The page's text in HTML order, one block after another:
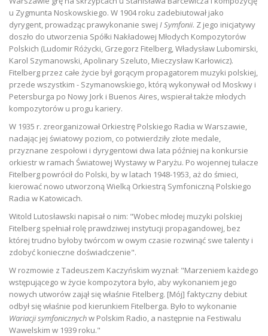
u Zygmunta Noskowskiego. W 1904 roku zadebiutował jako
dyrygent, prowadząc prawykonanie swej I Symfonii. Z jego inicjatywy
doszło do utworzenia Spółki Nakładowej Młodych Kompozytorów
Polskich (Ludomir Różycki, Grzegorz Fitelberg, Władysław Lubomirski,
Karol Szymanowski, Apolinary Szeluto, Mieczysław Karłowicz).
Fitelberg przez całe życie był gorącym propagatorem muzyki polskiej,
przede wszystkim - Szymanowskiego, którą wykonywał od Moskwy i
Petersburga po Nowy Jork i Buenos Aires, wspierał także młodych
kompozytorów u progu kariery.
W 1935 r. zreorganizował Orkiestrę Polskiego Radia w Warszawie,
nadając jej światowy poziom, co potwierdziły złote medale,
przyznane zespołowi i dyrygentowi dwa lata później na konkursie
orkiestr w ramach Światowej Wystawy w Paryżu. Po wojennej tułacze
Fitelberg powrócił do Polski, by w latach 1948-1953, aż do śmieci,
kierować nowo utworzoną Wielką Orkiestrą Symfoniczną Polskiego
Radia w Katowicach.
Witold Lutosławski napisał o nim: "Wobec młodej muzyki polskiej
Fitelberg spełniał rolę prawdziwej instytucji propagandowej, bez
której trudno byłoby twórcom w owym czasie rozwinąć swe talenty i
zdobyć konieczne doświadczenie".
W rozmowie z Tadeuszem Kaczyńskim wyznał: "Marzeniem każdego
wstępującego w życie kompozytora było, aby wykonaniem jego
nowych utworów zajął się właśnie Fitelberg. [Mój] faktyczny debiut
odbył się właśnie pod kierunkiem Fitelberga. Było to wykonanie
Wariacji symfonicznychw Polskim Radio, a następnie na Festiwalu
Wawelskim w 1939 roku."